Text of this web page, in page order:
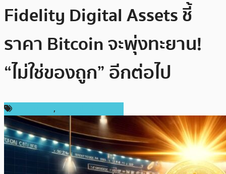
Fidelity Digital Assets ชี้
ราคา Bitcoin จะพุ่งทะยาน!
“ไม่ใช่ของถูก” อีกต่อไป
,